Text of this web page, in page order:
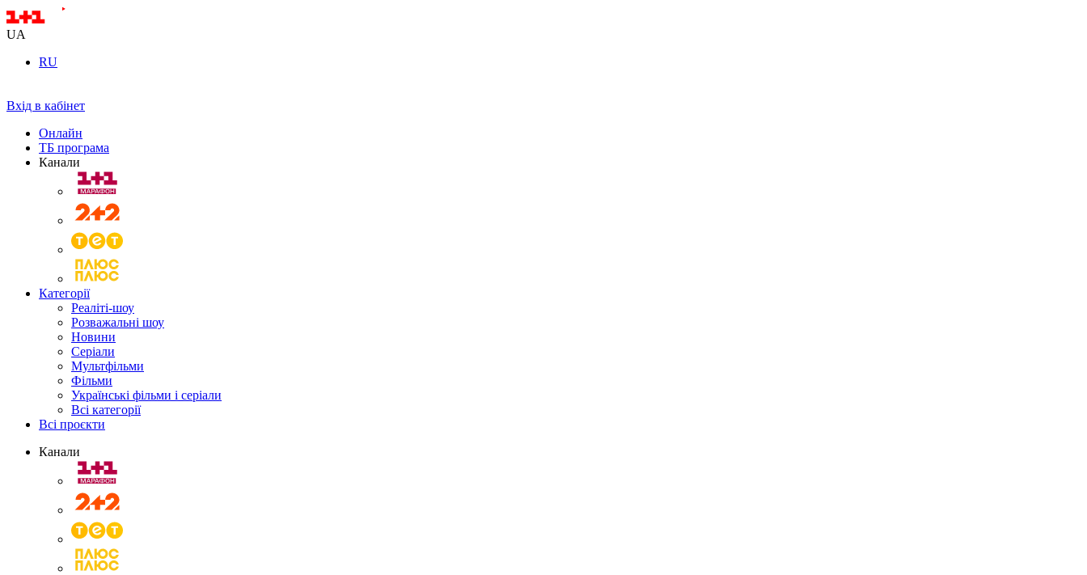
UA
RU
Вхід в кабінет
Онлайн
ТБ програма
Канали
Категорії
Реаліті-шоу
Розважальні шоу
Новини
Серіали
Мультфільми
Фільми
Українські фільми і серіали
Всі категорії
Всі проєкти
Канали